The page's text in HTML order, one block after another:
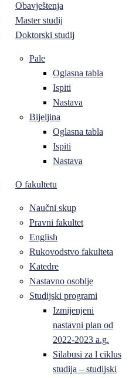
Obavještenja
Master studij
Doktorski studij
Pale
Oglasna tabla
Ispiti
Nastava
Bijeljina
Oglasna tabla
Ispiti
Nastava
O fakultetu
Naučni skup
Pravni fakultet
English
Rukovodstvo fakulteta
Katedre
Nastavno osoblje
Studijski programi
Izmijenjeni
nastavni plan od
2022-2023 a.g.
Silabusi za l ciklus
studija – studijski